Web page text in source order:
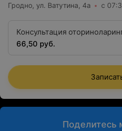
Гродно, ул. Ватутина, 4а с
Консультация
кандидата медицинских наук
66,50 руб.
Поделитесь